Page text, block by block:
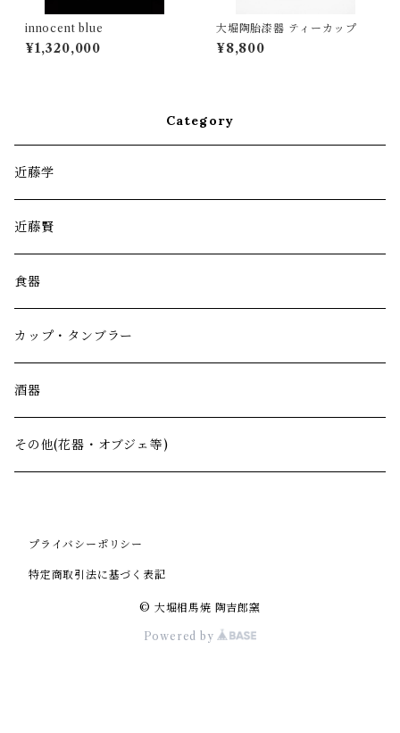
innocent blue
¥1,320,000
大堀陶胎漆器 ティーカップ
¥8,800
Category
近藤学
近藤賢
食器
カップ・タンブラー
酒器
その他(花器・オブジェ等)
プライバシーポリシー
特定商取引法に基づく表記
© 大堀相馬焼 陶吉郎窯
Powered by